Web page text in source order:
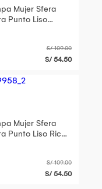
Mujer Sfera
Punto Liso
S/ 109.00
S/ 54.50
Mujer Sfera
Punto Liso Rice
S/ 109.00
S/ 54.50